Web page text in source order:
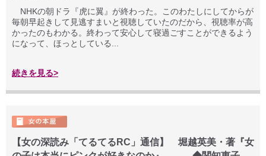
NHKの朝ドラ『虎に翼』が終わった。このわたしにしてからが
毎朝早起きして見逃すまいと視聴していたのだから、視聴率が高
かったのもわかる。終わって安心して寝過ごすことができるよう
になって、ほっとしている...
続きを見る>
【女の深読み「てるてるRC」通信】 堀越英美・著『女